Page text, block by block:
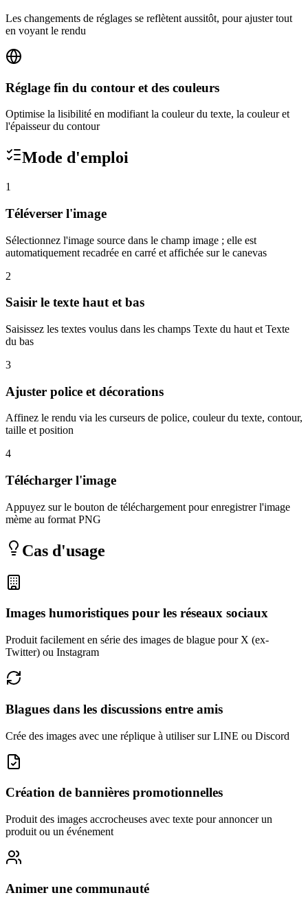
Les changements de réglages se reflètent aussitôt, pour ajuster tout
en voyant le rendu
Réglage fin du contour et des couleurs
Optimise la lisibilité en modifiant la couleur du texte, la couleur et
l'épaisseur du contour
Mode d'emploi
1
Téléverser l'image
Sélectionnez l'image source dans le champ image ; elle est
automatiquement recadrée en carré et affichée sur le canevas
2
Saisir le texte haut et bas
Saisissez les textes voulus dans les champs Texte du haut et Texte
du bas
3
Ajuster police et décorations
Affinez le rendu via les curseurs de police, couleur du texte, contour,
taille et position
4
Télécharger l'image
Appuyez sur le bouton de téléchargement pour enregistrer l'image
mème au format PNG
Cas d'usage
Images humoristiques pour les réseaux sociaux
Produit facilement en série des images de blague pour X (ex-
Twitter) ou Instagram
Blagues dans les discussions entre amis
Crée des images avec une réplique à utiliser sur LINE ou Discord
Création de bannières promotionnelles
Produit des images accrocheuses avec texte pour annoncer un
produit ou un événement
Animer une communauté